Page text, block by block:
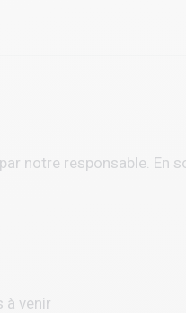
notre responsable. En
à venir